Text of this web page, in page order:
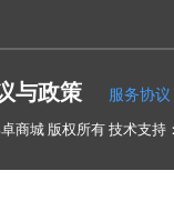
与政策 服务协议
商城 版权所有 技术支持